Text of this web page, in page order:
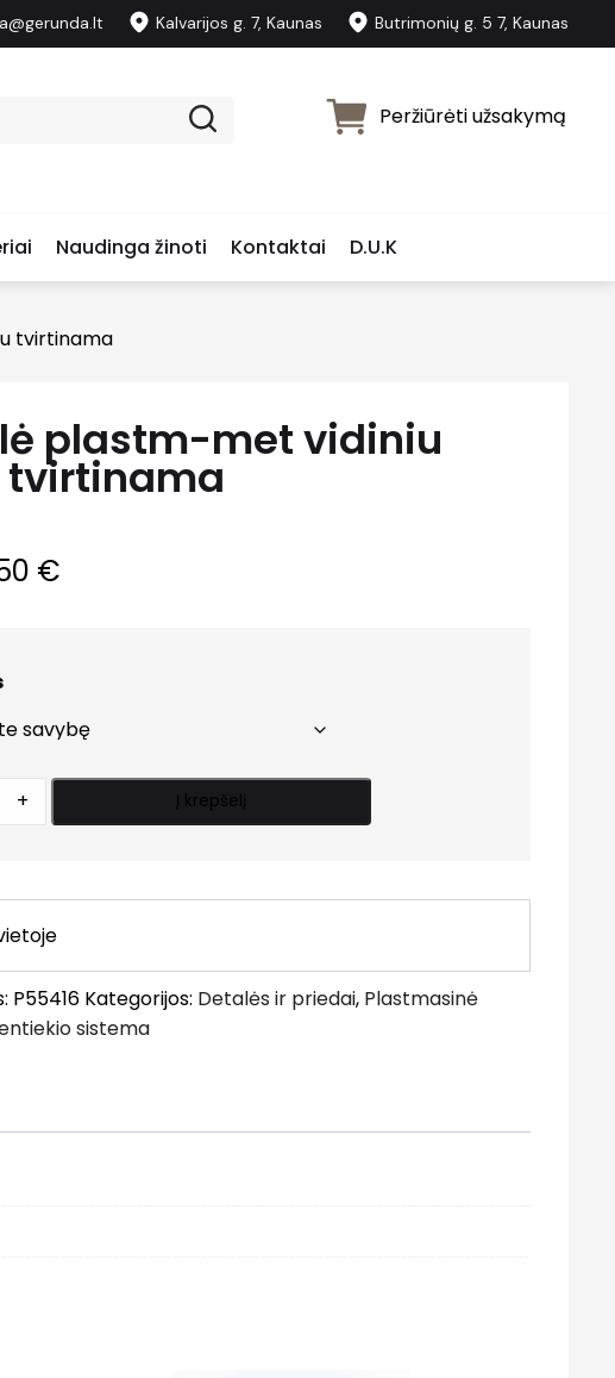
Kalvarijos g. 7, Kaunas Butrimonių g. 5 7, Kaunas
Peržiūrėti užsakymą
Naudinga žinoti Kontaktai D.U.K
tvirtinama
plastm-met vidiniu
tvirtinama
€
2.50 €
+ Į krepšelį
P55416 Kategorijos: Detalės ir priedai, Plastmasinė
sistema